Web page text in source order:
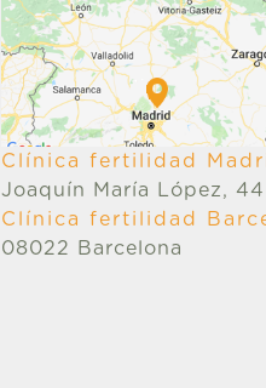
Clínica fertilidad
Joaquín María López,
Clínica fertilidad
08022 Barcelona